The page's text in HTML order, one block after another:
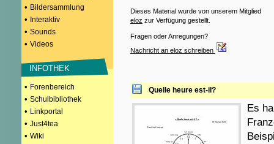
• Bildersammlung
• Interaktiv
• Sounds
• Videos
INFOTHEK
• Forenbereich
• Schulbibliothek
• Linkportal
• Just4tea
• Wiki
Dieses Material wurde von unserem Mitglied
eloz zur Verfügung gestellt.
Fragen oder Anregungen?
Nachricht an eloz schreiben
Quelle heure est-il?
Es